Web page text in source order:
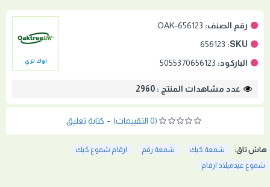
رقم الصنف: OAK-656123
SKU:
656123
الباركود: 5055370656123 اوك تري
عدد مشاهدات المنتج : 2960
(0 التقييمات) - كتابة تعليق
هاش تاق: شمعة كيك شمعة رقم
ارقام شموع كيك
شموع عيدميلاد ارقام